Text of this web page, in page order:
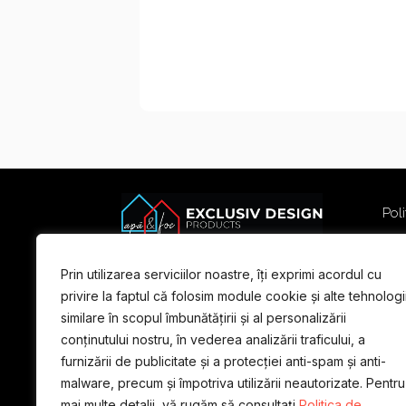
Prin utilizarea serviciilor noastre, îți exprimi acordul cu
privire la faptul că folosim module cookie și alte tehnologii
similare în scopul îmbunătățirii și al personalizării
conținutului nostru, în vederea analizării traficului, a
furnizării de publicitate și a protecției anti-spam și anti-
malware, precum și împotriva utilizării neautorizate. Pentru